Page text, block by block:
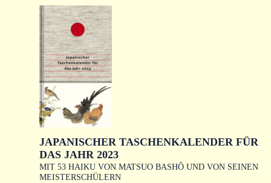
JAPANISCHER TASCHENKALENDER FÜR
DAS JAHR 2023
MIT 53 HAIKU VON MATSUO BASHÔ UND VON SEINEN
MEISTERSCHÜLERN